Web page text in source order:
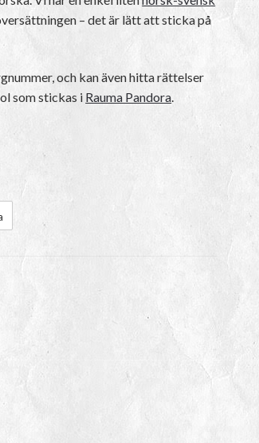
– det är lätt att sticka på
och kan även hitta rättelser
som stickas i Rauma Pandora.